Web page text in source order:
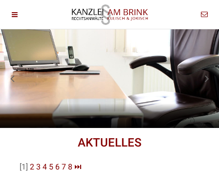
AKTUELLES
[1] 2 3 4 5 6 7 8 ⏭